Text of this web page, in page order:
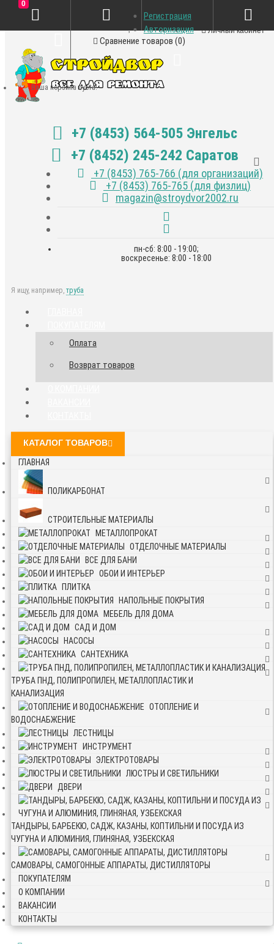
Личный кабинет
Закладки (0)
Сравнение товаров (0)
+7 (8453) 564-505 Энгельс
+7 (8452) 245-242 Саратов
+7 (8453) 765-766 (для организаций)
+7 (8453) 765-765 (для физлиц)
magazin@stroydvor2002.ru
пн-сб: 8:00 - 19:00;
воскресенье: 8:00 - 18:00
Я ищу, например, труба
Регистрация
Авторизация
0
Ваша корзина пуста!
Оплата
Возврат товаров
КАТАЛОГ ТОВАРОВ
ГЛАВНАЯ
ПОЛИКАРБОНАТ
СТРОИТЕЛЬНЫЕ МАТЕРИАЛЫ
МЕТАЛЛОПРОКАТ
ОТДЕЛОЧНЫЕ МАТЕРИАЛЫ
ВСЕ ДЛЯ БАНИ
ОБОИ И ИНТЕРЬЕР
ПЛИТКА
НАПОЛЬНЫЕ ПОКРЫТИЯ
МЕБЕЛЬ ДЛЯ ДОМА
САД И ДОМ
НАСОСЫ
САНТЕХНИКА
ТРУБА ПНД, ПОЛИПРОПИЛЕН, МЕТАЛЛОПЛАСТИК И
КАНАЛИЗАЦИЯ
ОТОПЛЕНИЕ И
ВОДОСНАБЖЕНИЕ
ЛЕСТНИЦЫ
ИНСТРУМЕНТ
ЭЛЕКТРОТОВАРЫ
ЛЮСТРЫ И СВЕТИЛЬНИКИ
ДВЕРИ
ТАНДЫРЫ, БАРБЕКЮ, САДЖ, КАЗАНЫ, КОПТИЛЬНИ И ПОСУДА ИЗ
ЧУГУНА И АЛЮМИНИЯ, ГЛИНЯНАЯ, УЗБЕКСКАЯ
САМОВАРЫ, САМОГОННЫЕ АППАРАТЫ, ДИСТИЛЛЯТОРЫ
ПОКУПАТЕЛЯМ
О КОМПАНИИ
ВАКАНСИИ
КОНТАКТЫ